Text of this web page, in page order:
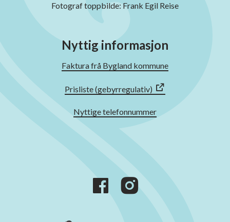
Fotograf toppbilde: Frank Egil Reise
Nyttig informasjon
Faktura frå Bygland kommune
Prisliste (gebyrregulativ)
Nyttige telefonnummer